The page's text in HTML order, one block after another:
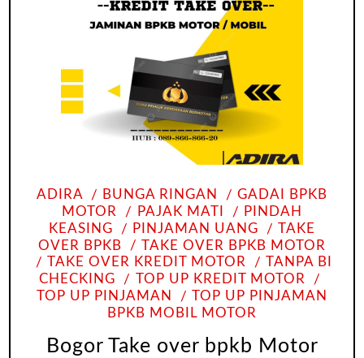
ADIRA BUNGA RINGAN
GADAI BPKB
MOTOR
PAJAK MATI
PINDAH
KEASING
PINJAMAN UANG
TAKE
OVER BPKB
TAKE OVER BPKB MOTOR
TAKE OVER KREDIT MOTOR
TANPA BI
CHECKING
TOP UP KREDIT MOTOR
TOP UP PINJAMAN
TOP UP PINJAMAN
BPKB MOBIL MOTOR
Bogor Take over bpkb Motor